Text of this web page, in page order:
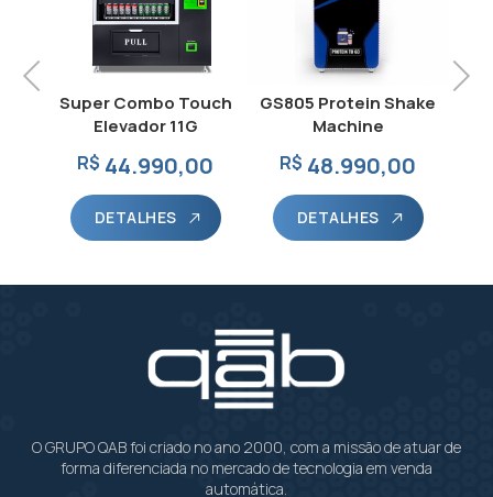
Previous
Super Combo Touch
Elevador 11G
R$ 44.990,00
DETALHES
GS805 Protein Shake
Machine
R$ 48.990,00
DETALHES
Next
O GRUPO QAB foi criado no ano 2000, com a missão de atuar de
forma diferenciada no mercado de tecnologia em venda
automática.